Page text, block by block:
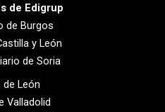
de Edigrup
de Burgos
y León
de Soria
de León
Valladolid